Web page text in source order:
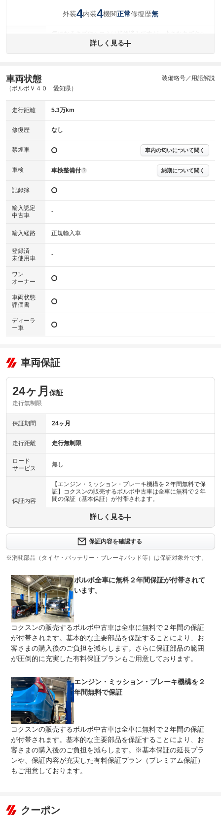
外装4内装4機関正常修復歴無
コミが残っています。
(内装状態)
機関 主要機関に不具合はありません。
修復歴 詳細は鑑定書をご確認ください。
※グー鑑定は保証サービスではございません。購入時は必ず現車をご確認
※実際にお渡しするコンディションチェックシートにつきましては、形式
※グー鑑定の評価はあくまでも記載している鑑定日の鑑定結果となりま
す。車両情報等の詳細は各販売店へお問い合わせ下さい。
詳しく見る
車両状態
（ボルボＶ４０ 愛知県）
装備略号／用語解説
走行距離 5.3万km
修復歴 なし
禁煙車 車内の匂いについて聞く
車検 車検整備付 ? 納期について聞く
記録簿
輸入認定
中古車
-
輸入経路 正規輸入車
登録済
未使用車
-
ワン
オーナー
車両状態
評価書
ディーラ
ー車
車両保証
24ヶ月 保証
走行無制限
保証期間 24ヶ月
走行距離 走行無制限
ロード
サービス
無し
保証内容
【エンジン・ミッション・ブレーキ機構を２年間無料で保
証】コクスンの販売するボルボ中古車は全車に無料で２年
間の保証（基本保証）が付帯されます。
保証内容について問い合わせる
保証項目
計70項目
【基本保証項目７０項目】エンジン機構（シリンダーブロ
ック構成部品・シリンダーヘッド構成部品）３９項目、動
力伝達装置（トランスミッション部品）１５項目、制動装
修理回数 無制限
上限金額
車両本体価格
ご購入時の車両本体価格（税込）を上限に保証修理費用を
お支払い致します。
免責金 無し
保証修理
受付先
コクスン各支店、ならびに全国の自動車整備工場にて修理
対応が可能です。
法定整備
※車検なし・車検整備付の場合は法定24ヶ月点検整備付
※商用車は6ヶ月または12ヶ月点検整備付
法定整備
について
ボルボに精通した整備士が、最大９１項目に及ぶチェック
基準で点検整備を実施。基本的な消耗部品７品目を新品交
換。当社は純正部品を使用した信頼性の高いサービスを提
供しております。※当社推奨社外部品も使用。
詳しく見る
保証内容を確認する
※消耗部品（タイヤ・バッテリー・ブレーキパッド等）は保証対象外です。
ボルボ全車に無料２年間保証が付帯されて
います。
コクスンの販売するボルボ中古車は全車に無料で２年間の保証
が付帯されます。基本的な主要部品を保証することにより、お
客さまの購入後のご負担を減らします。さらに保証部品の範囲
が圧倒的に充実した有料保証プランもご用意しております。
エンジン・ミッション・ブレーキ機構を２
年間無料で保証
コクスンの販売するボルボ中古車は全車に無料で２年間の保証
が付帯されます。基本的な主要部品を保証することにより、お
客さまの購入後のご負担を減らします。※基本保証の延長プラ
ンや、保証内容が充実した有料保証プラン（プレミアム保証）
もご用意しております。
クーポン